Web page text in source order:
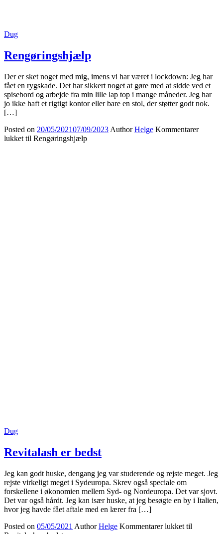
Dug
Rengøringshjælp
Der er sket noget med mig, imens vi har været i lockdown: Jeg har
fået en rygskade. Det har sikkert noget at gøre med at sidde ved et
spisebord og arbejde fra min lille lap top i mange måneder. Jeg har
jo ikke haft et rigtigt kontor eller bare en stol, der støtter godt nok.
[…]
Posted on 20/05/202107/09/2023 Author Helge Kommentarer
lukket til Rengøringshjælp
Dug
Revitalash er bedst
Jeg kan godt huske, dengang jeg var studerende og rejste meget. Jeg
rejste virkeligt meget i Sydeuropa. Skrev også speciale om
forskellene i økonomien mellem Syd- og Nordeuropa. Det var sjovt.
Det var også hårdt. Jeg kan især huske, at jeg besøgte en by i Italien,
hvor jeg havde fået aftale med en lærer fra […]
Posted on 05/05/2021 Author Helge Kommentarer lukket til